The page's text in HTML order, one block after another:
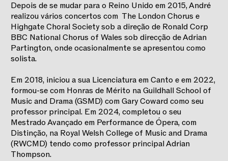
Depois de se mudar para o Reino Unido em 2015, André
realizou vários concertos com The London Chorus e
Highgate Choral Society sob a direção de Ronald Corp
BBC National Chorus of Wales sob direcção de Adrian
Partington, onde ocasionalmente se apresentou como
solista.
Em 2018, iniciou a sua Licenciatura em Canto e em 2022,
formou-se com Honras de Mérito na Guildhall School of
Music and Drama (GSMD) com Gary Coward como seu
professor principal. Em 2024, completou o seu
Mestrado Avançado em Performance de Ópera, com
Distinção, na Royal Welsh College of Music and Drama
(RWCMD) tendo como professor principal Adrian
Thompson.